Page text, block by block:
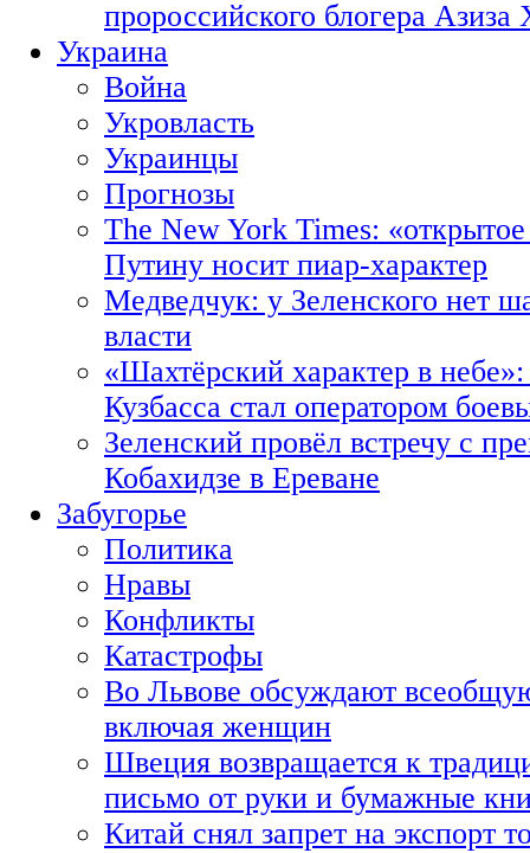
пророссийского блогера Азиза
Украина
Война
Укровласть
Украинцы
Прогнозы
The New York Times:
Путину носит пиар-характер
Медведчук: у Зеленского нет
власти
«Шахтёрский характер в
Кузбасса стал оператором
Зеленский провёл встречу с
Кобахидзе в Ереване
Забугорье
Политика
Нравы
Конфликты
Катастрофы
Во Львове обсуждают
включая женщин
Швеция возвращается к
письмо от руки и бумажные
Китай снял запрет на экспорт